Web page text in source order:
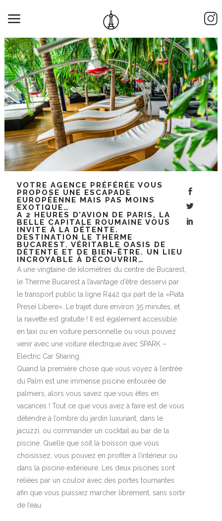
VOTRE AGENCE PRÉFÉRÉE VOUS
PROPOSE UNE ESCAPADE
EUROPÉENNE MAIS PAS MOINS
EXOTIQUE…
A 2 HEURES D’AVION DE PARIS, LA
BELLE CAPITALE ROUMAINE VOUS
INVITE À LA DÉTENTE.
DESTINATION LE THERME
BUCAREST. VÉRITABLE OASIS DE
DÉTENTE ET DE BIEN-ÊTRE. UN LIEU
INCROYABLE À DÉCOUVRIR…
A une vingtaine de kilomètres du centre de Bucarest,
le Therme Bucarest a l’avantage d’être desservi par
le transport public la ligne R442 qui part de la «Piata
Presei Libere». Le trajet dure environ 35 minutes, et
la navette est gratuite ! I
l est également accessible
en taxi ou en voiture personnelle ou vous pouvez
venir avec une voiture électrique avec SPARK –
Electric Car Sharing.
Quand la première chose que vous voyez à l’entrée
du Palm est une immense piscine entourée de
palmiers, alors vous savez que vous êtes en
vacances ! Tout ce que vous avez à faire est de vous
détendre à l’ombre du jardin luxuriant, dans le
jacuzzi, ou commander un cocktail au bar de la
piscine. Quelle que soit la boisson que vous
choisissez, vous pouvez en profiter à l’intérieur ou
dans la piscine extérieure. Les deux piscines sont
reliées par un couloir avec des portes tournantes
afin que vous puissiez marcher librement, sans sortir
de l’eau.